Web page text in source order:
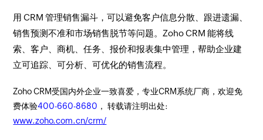
用 CRM 管理销售漏斗，可以避免客户信息分散、跟进遗漏、
销售预测不准和市场销售脱节等问题。Zoho CRM 能将线
索、客户、商机、任务、报价和报表集中管理，帮助企业建
立可追踪、可分析、可优化的销售流程。
Zoho CRM受国内外企业一致喜爱，专业CRM系统厂商，欢迎免
费体验400-660-8680 ， 转载请注明出处:
www.zoho.com.cn/crm/